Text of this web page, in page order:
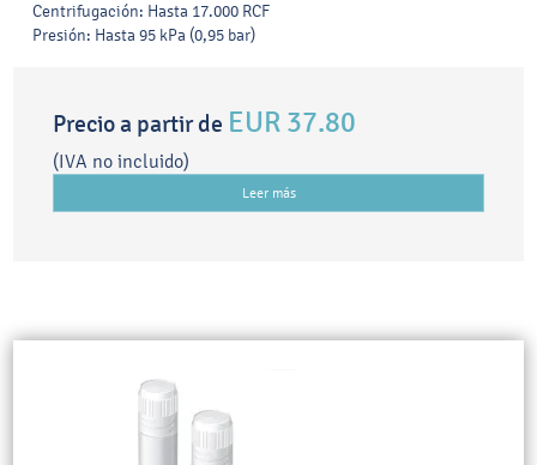
Centrifugación: Hasta 17.000 RCF
Presión: Hasta 95 kPa (0,95 bar)
Precio a partir de EUR 37.80
(IVA no incluido)
Leer más